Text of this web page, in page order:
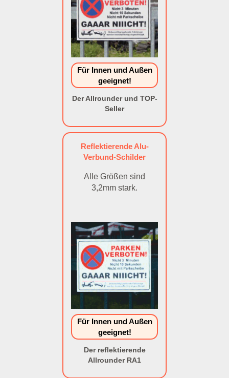
Für Innen und Außen
geeignet!
Der Allrounder und TOP-
Seller
Reflektierende Alu-
Verbund-Schilder
Alle Größen sind
3,2mm stark.
Für Innen und Außen
geeignet!
Der reflektierende
Allrounder RA1